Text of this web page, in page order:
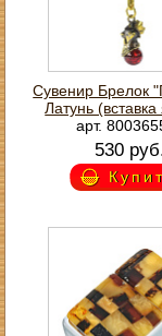
Сувенир Брелок
Латунь (вставка
арт.
530